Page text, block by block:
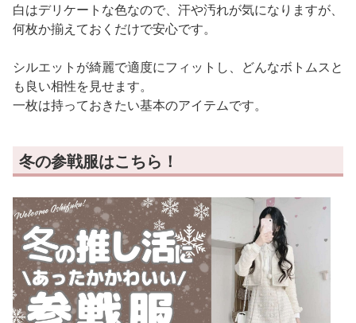
白はデリケートな色なので、汗や汚れが気になりますが、
何枚か揃えておくだけで安心です。
シルエットが綺麗で適度にフィットし、どんなボトムスと
も良い相性を見せます。
一枚は持っておきたい基本のアイテムです。
冬の参戦服はこちら！